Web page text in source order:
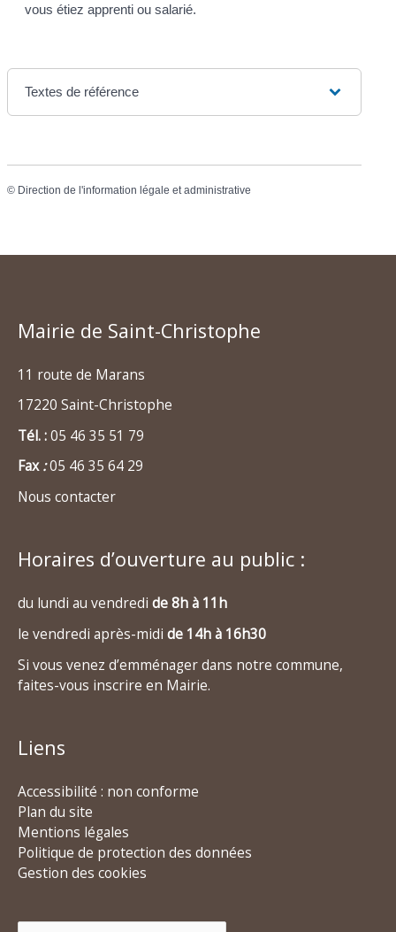
vous étiez apprenti ou salarié.
Textes de référence
© Direction de l'information légale et administrative
Mairie de Saint-Christophe
11 route de Marans
17220 Saint-Christophe
Tél. :05 46 35 51 79
Fax:05 46 35 64 29
Nous contacter
Horaires d’ouverture au public :
du lundi au vendredi de 8h à 11h
le vendredi après-midi de 14h à 16h30
Si vous venez d’emménager dans notre commune,
faites-vous inscrire en Mairie.
Liens
Accessibilité : non conforme
Plan du site
Mentions légales
Politique de protection des données
Gestion des cookies